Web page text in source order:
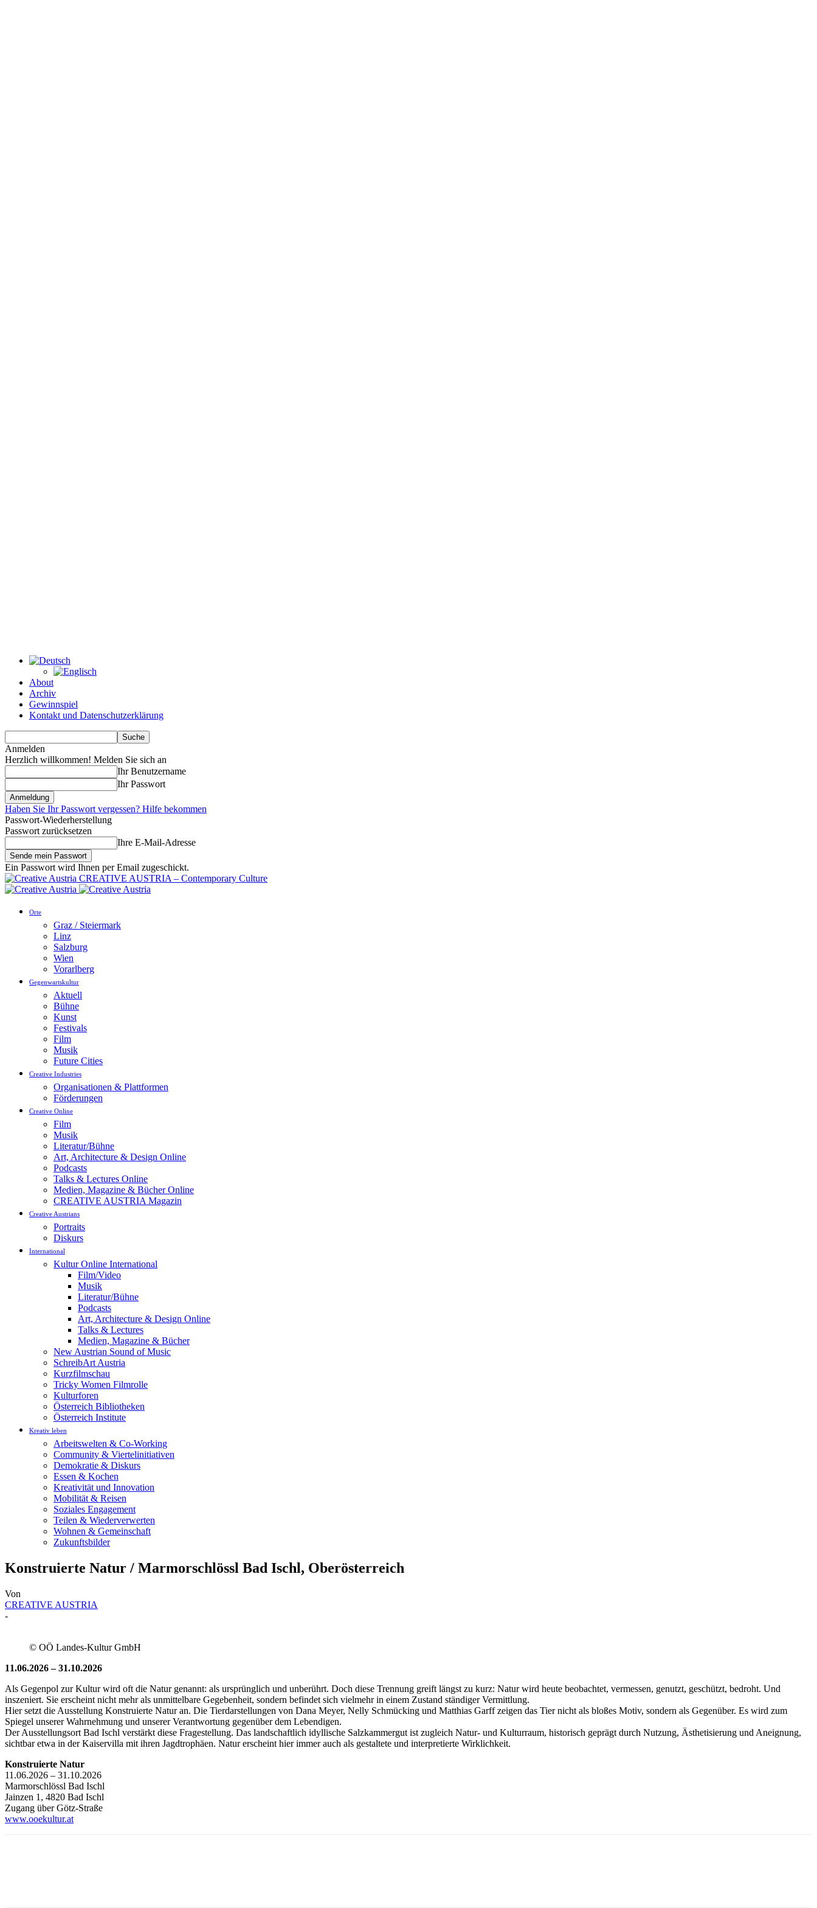
About
Archiv
Gewinnspiel
Kontakt und Datenschutzerklärung
Anmelden
Herzlich willkommen! Melden Sie sich an
Ihr Benutzername
Ihr Passwort
Haben Sie Ihr Passwort vergessen? Hilfe bekommen
Passwort-Wiederherstellung
Passwort zurücksetzen
Ihre E-Mail-Adresse
Ein Passwort wird Ihnen per Email zugeschickt.
CREATIVE AUSTRIA – Contemporary Culture
Orte
Graz / Steiermark
Linz
Salzburg
Wien
Vorarlberg
Gegenwartskultur
Aktuell
Bühne
Kunst
Festivals
Film
Musik
Future Cities
Creative Industries
Organisationen & Plattformen
Förderungen
Creative Online
Film
Musik
Literatur/Bühne
Art, Architecture & Design Online
Podcasts
Talks & Lectures Online
Medien, Magazine & Bücher Online
CREATIVE AUSTRIA Magazin
Creative Austrians
Portraits
Diskurs
International
Kultur Online International
Film/Video
Musik
Literatur/Bühne
Podcasts
Art, Architecture & Design Online
Talks & Lectures
Medien, Magazine & Bücher
New Austrian Sound of Music
SchreibArt Austria
Kurzfilmschau
Tricky Women Filmrolle
Kulturforen
Österreich Bibliotheken
Österreich Institute
Kreativ leben
Arbeitswelten & Co-Working
Community & Viertelinitiativen
Demokratie & Diskurs
Essen & Kochen
Kreativität und Innovation
Mobilität & Reisen
Soziales Engagement
Teilen & Wiederverwerten
Wohnen & Gemeinschaft
Zukunftsbilder
Konstruierte Natur / Marmorschlössl Bad Ischl, Oberösterreich
Von
CREATIVE AUSTRIA
-
© OÖ Landes-Kultur GmbH
11.06.2026 – 31.10.2026
Als Gegenpol zur Kultur wird oft die Natur genannt: als ursprünglich und unberührt. Doch diese Trennung greift längst zu kurz: Natur wird heute beobachtet, vermessen, genutzt, geschützt, bedroht. Und
inszeniert. Sie erscheint nicht mehr als unmittelbare Gegebenheit, sondern befindet sich vielmehr in einem Zustand ständiger Vermittlung.
Hier setzt die Ausstellung Konstruierte Natur an. Die Tierdarstellungen von Dana Meyer, Nelly Schmücking und Matthias Garff zeigen das Tier nicht als bloßes Motiv, sondern als Gegenüber. Es wird zum
Spiegel unserer Wahrnehmung und unserer Verantwortung gegenüber dem Lebendigen.
Der Ausstellungsort Bad Ischl verstärkt diese Fragestellung. Das landschaftlich idyllische Salzkammergut ist zugleich Natur- und Kulturraum, historisch geprägt durch Nutzung, Ästhetisierung und Aneignung,
sichtbar etwa in der Kaiservilla mit ihren Jagdtrophäen. Natur erscheint hier immer auch als gestaltete und interpretierte Wirklichkeit.
Konstruierte Natur
11.06.2026 – 31.10.2026
Marmorschlössl Bad Ischl
Jainzen 1, 4820 Bad Ischl
Zugang über Götz-Straße
www.ooekultur.at